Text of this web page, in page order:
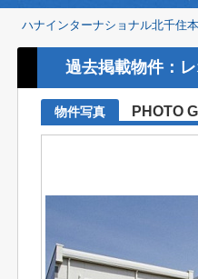
ハナインターナショナル北千住
過去掲載物件：
物件写真 PHOTO